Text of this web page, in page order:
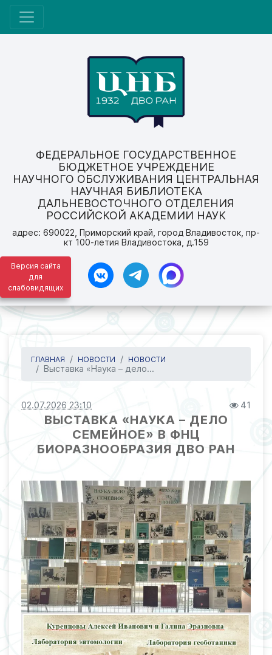
Версия сайта
для
слабовидящих
ФЕДЕРАЛЬНОЕ ГОСУДАРСТВЕННОЕ
БЮДЖЕТНОЕ УЧРЕЖДЕНИЕ
НАУЧНОГО ОБСЛУЖИВАНИЯ ЦЕНТРАЛЬНАЯ
НАУЧНАЯ БИБЛИОТЕКА
ДАЛЬНЕВОСТОЧНОГО ОТДЕЛЕНИЯ
РОССИЙСКОЙ АКАДЕМИИ НАУК
адрес: 690022, Приморский край, город Владивосток, пр-
кт 100-летия Владивостока, д.159
ГЛАВНАЯ НОВОСТИ НОВОСТИ
Выставка «Наука – дело...
02.07.2026 23:10 41
ВЫСТАВКА «НАУКА – ДЕЛО
СЕМЕЙНОЕ» В ФНЦ
БИОРАЗНООБРАЗИЯ ДВО РАН